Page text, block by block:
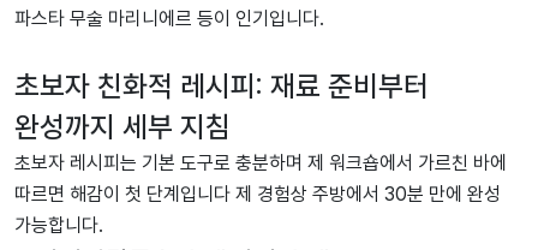
파스타 무술 마리니에르 등이 인기입니다.
초보자 친화적 레시피: 재료 준비부터
완성까지 세부 지침
초보자 레시피는 기본 도구로 충분하며 제 워크숍에서 가르친 바에
따르면 해감이 첫 단계입니다 제 경험상 주방에서 30분 만에 완성
가능합니다.